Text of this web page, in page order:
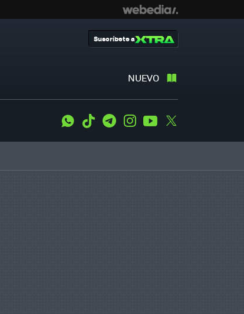
NUEVO
Suscríbete a
WhatsApp
Tiktok TelegramInstagramYoutube